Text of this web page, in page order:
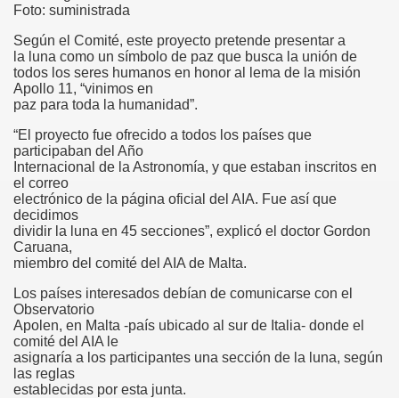
Foto: suministrada
Según el Comité, este proyecto pretende presentar a
la luna como un símbolo de paz que busca la unión de
todos los seres humanos en honor al lema de la misión
Apollo 11, “vinimos en
paz para toda la humanidad”.
“El proyecto fue ofrecido a todos los países que
participaban del Año
Internacional de la Astronomía, y que estaban inscritos en
el correo
electrónico de la página oficial del AIA. Fue así que
decidimos
dividir la luna en 45 secciones”, explicó el doctor Gordon
Caruana,
miembro del comité del AIA de Malta.
Los países interesados debían de comunicarse con el
Observatorio
Apolen, en Malta -país ubicado al sur de Italia- donde el
comité del AIA le
asignaría a los participantes una sección de la luna, según
las reglas
establecidas por esta junta.
Release